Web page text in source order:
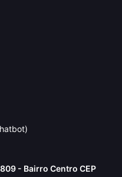
- Bairro Centro CEP